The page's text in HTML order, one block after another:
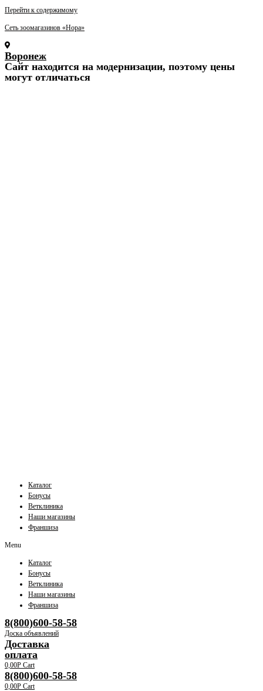
Перейти к содержимому
Сеть зоомагазинов «Нора»
Воронеж
Cайт находится на модернизации, поэтому цены
могут отличаться
Каталог
Бонусы
Ветклиника
Наши магазины
Франшиза
Menu
Каталог
Бонусы
Ветклиника
Наши магазины
Франшиза
8(800)600-58-58
Доска объявлений
Доставка
оплата
0,00Р Cart
8(800)600-58-58
0,00Р Cart